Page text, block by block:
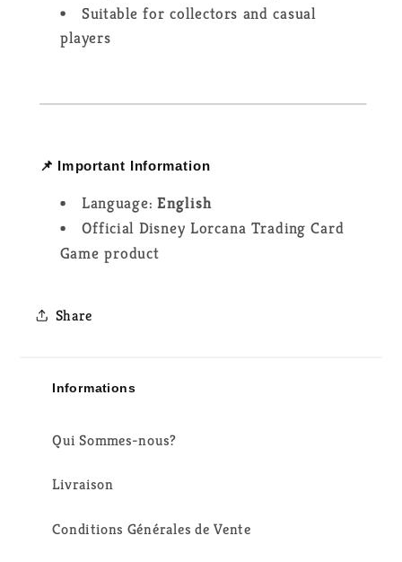
Suitable for collectors and casual
players
📌 Important Information
Language:English
Official Disney Lorcana Trading Card
Game product
Share
Informations
Qui Sommes-nous?
Livraison
Conditions Générales de Vente